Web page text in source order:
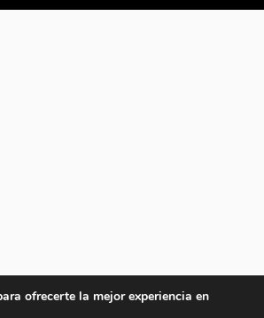
ofrecerte la mejor experiencia en